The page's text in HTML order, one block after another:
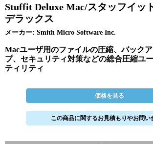
Stuffit Deluxe Mac/スタッフイッ
デラックス
メーカー: Smith Micro Software Inc.
Macユーザ用のファイルの圧縮、バックア
プ、セキュリティ対策などの総合圧縮ユー
ティリティ
価格を見る
この商品に関するお見積もりやお問い